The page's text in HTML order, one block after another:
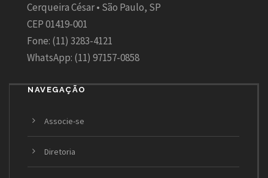
Cerqueira César • São Paulo, SP
CEP 01419-001
Fone: (11) 3283-4121
WhatsApp: (11) 97157-0858
NAVEGAÇÃO
Associe-se
Diretoria